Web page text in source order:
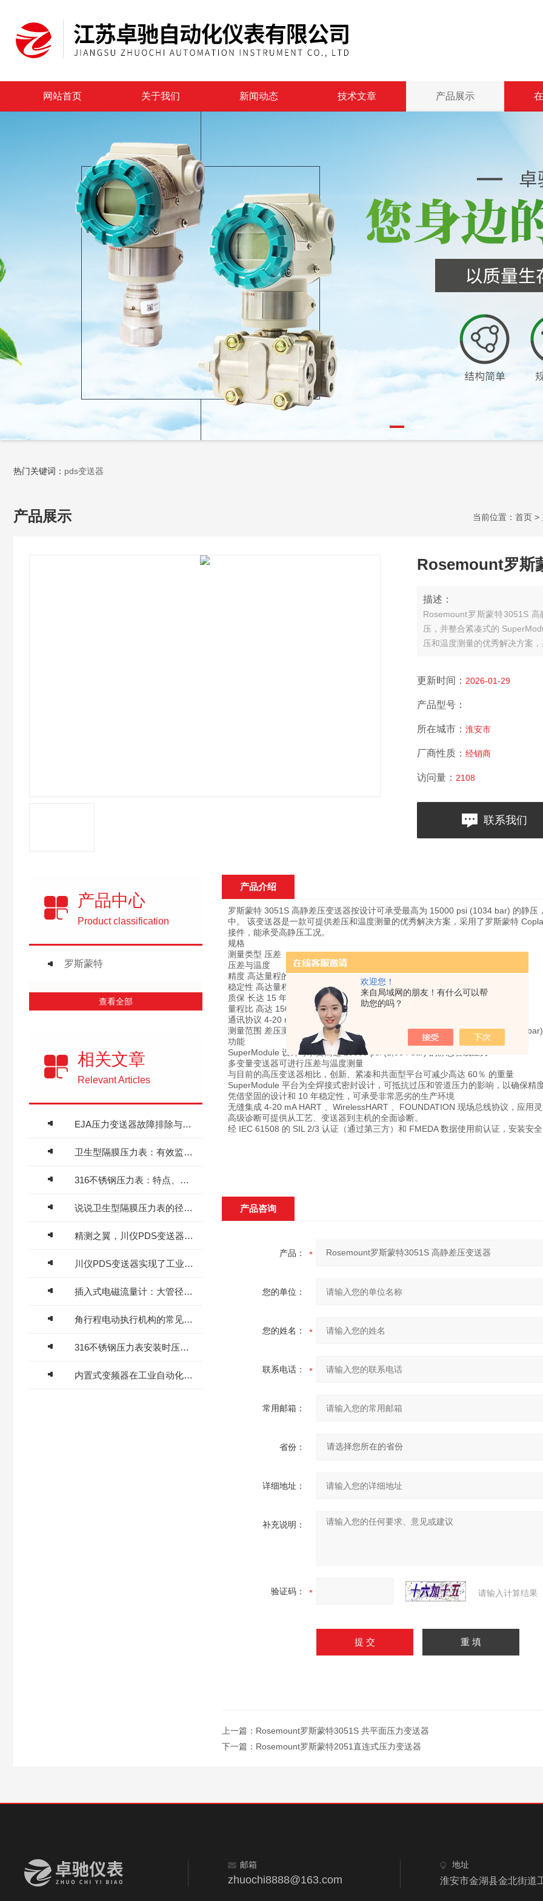
欢迎您！
来自局域网的朋友！有什么可以帮
助您的吗？
网站首页 关于我们 新闻动态 技术文章 产品展示
热门关键词： pds变送器
产品展示 当前位置： 首页 >
Rosemount罗斯
描述：
Rosemount罗斯蒙特3051S
压，并整合紧凑式的
压和温度测量的优秀解决方案
更新时间： 2026-01-29
产品型号：
所在城市： 淮安市
厂商性质： 经销商
访问量： 2108
联系我们
产品中心
Product classification
罗斯蒙特
查看全部
相关文章
Relevant Articles
EJA压力变送器故障排除与解决方法
卫生型隔膜压力表：有效监测卫生设备的压力变化
316不锈钢压力表：特点、应用及维护指南
说说卫生型隔膜压力表的径向和轴向区别
精测之翼，川仪PDS变送器的工艺进化论
川仪PDS变送器实现了工业过程的智能化和自动化
插入式电磁流量计：大管径流体计量的节能型解决方案
角行程电动执行机构的常见故障特征有哪些
316不锈钢压力表安装时压力测点的选择很重要
内置式变频器在工业自动化中的应用实践
产品介绍
罗斯蒙特 3051S 高静差压变送器按设计可承受最高为 15000 psi (1034 bar) 的静
中。 该变送器是一款可提供差压和温度测量的优秀解决方案，采用了罗斯蒙特
接件，能承受高静压工况。
规格
测量类型 压差
压差与温度
精度 高达量程的 ±0.055%
稳定性 高达量程上限的 ±0.35 (URL)，可稳定使用 10 年
质保 长达 15 年的有限保修
量程比 高达 150:1
通讯协议 4-20 mA HART，WirelessHART ，FOUNDATION 现场总线
测量范围 差压测量高达 150 psi (623 bar)，最大工作压力高达 15000 psi (1034 bar)
功能
SuperModule 设计可承受高达 15000 psi (1,034 bar) 的静态管线压力
多变量变送器可进行压差与温度测量
与目前的高压变送器相比，创新、紧凑和共面型平台可减少高达 60％ 的重量
SuperModule 平台为全焊接式密封设计，可抵抗过压和管道压力的影响，以确保精
凭借坚固的设计和 10 年稳定性，可承受非常恶劣的生产环境
无缝集成 4-20 mA HART 、WirelessHART 、FOUNDATION 现场总线协议，应用
高级诊断可提供从工艺、变送器到主机的全面诊断。
经 IEC 61508 的 SIL 2/3 认证（通过第三方）和 FMEDA 数据使用前认证，安装安全
产品咨询
产品：
您的单位：
您的姓名：
联系电话：
常用邮箱：
省份：
详细地址：
补充说明：
验证码： 请输入计算结果
上一篇： Rosemount罗斯蒙特3051S 共平面压力变送器
下一篇： Rosemount罗斯蒙特2051直连式压力变送器
邮箱
zhuochi8888@163.com
地址
淮安市金湖县金北街道